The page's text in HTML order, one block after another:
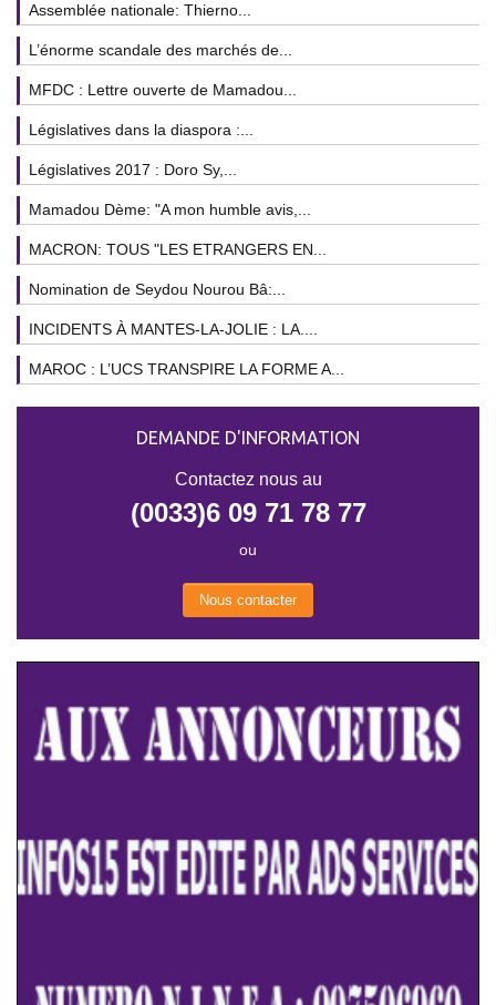
Assemblée nationale: Thierno...
L’énorme scandale des marchés de...
MFDC : Lettre ouverte de Mamadou...
Législatives dans la diaspora :...
Législatives 2017 : Doro Sy,...
Mamadou Dème: "A mon humble avis,...
MACRON: TOUS "LES ETRANGERS EN...
Nomination de Seydou Nourou Bâ:...
INCIDENTS À MANTES-LA-JOLIE : LA....
MAROC : L’UCS TRANSPIRE LA FORME A...
DEMANDE D'INFORMATION
Contactez nous au
(0033)6 09 71 78 77
ou
Nous contacter